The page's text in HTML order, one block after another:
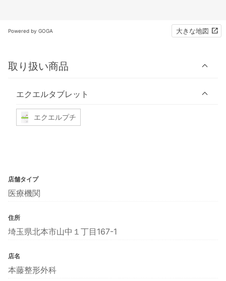
Powered by GOGA 大きな地図
取り扱い商品
エクエルタブレット
エクエルプチ
店舗タイプ
医療機関
住所
埼玉県北本市山中１丁目167-1
店名
本藤整形外科